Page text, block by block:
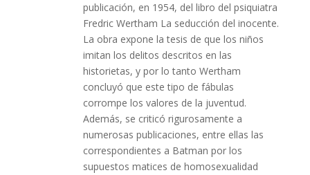
publicación, en 1954, del libro del psiquiatra
Fredric Wertham La seducción del inocente.
La obra expone la tesis de que los niños
imitan los delitos descritos en las
historietas, y por lo tanto Wertham
concluyó que este tipo de fábulas
corrompe los valores de la juventud.
Además, se criticó rigurosamente a
numerosas publicaciones, entre ellas las
correspondientes a Batman por los
supuestos matices de homosexualidad